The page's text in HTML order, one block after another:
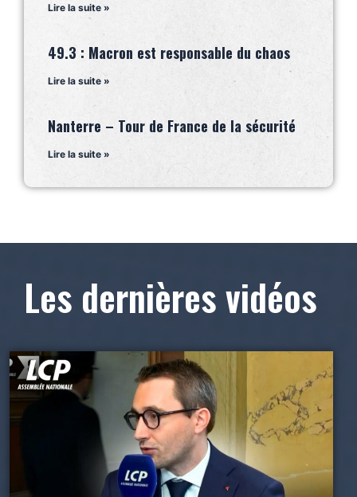
Lire la suite »
49.3 : Macron est responsable du chaos
Lire la suite »
Nanterre – Tour de France de la sécurité
Lire la suite »
Les dernières vidéos